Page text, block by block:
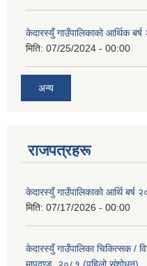
केदारस्युँ गाउँपालिकाको आर्थिक
मिति: 07/25/2024 - 00:00
अन्य
राजपत्रहरू
केदारस्युँ गाउँपालिकाकाे आर्थि
मिति: 07/17/2026 - 00:00
केदारस्युँ गाउँपालिका चिकित्सक /